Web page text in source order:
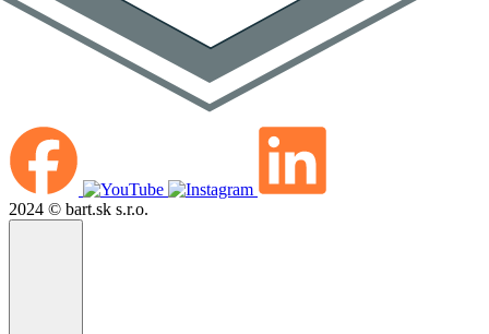
2024 © bart.sk s.r.o.